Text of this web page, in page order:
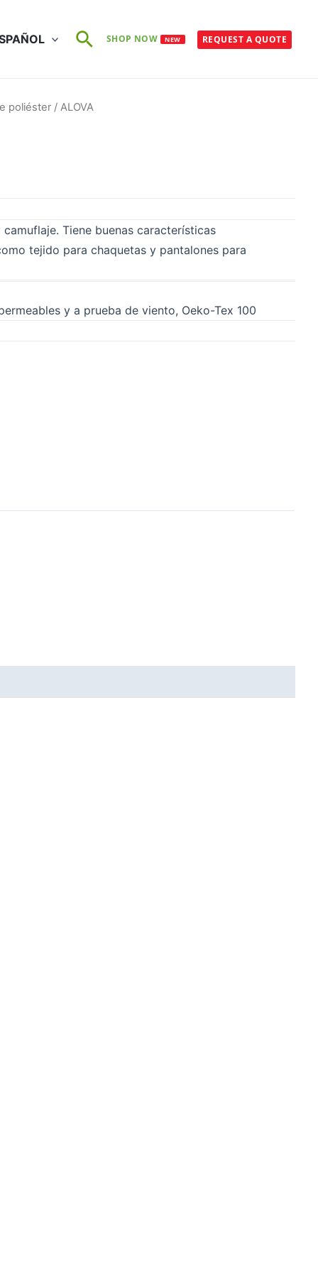
BuscarSHOP NOW NEW REQUEST A QUOTE
poliéster / ALOVA
Tiene buenas características
tejido para chaquetas y pantalones para
y a prueba de viento, Oeko-Tex 100